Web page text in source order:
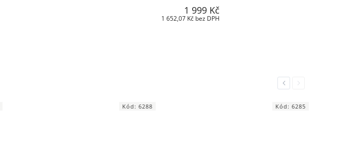
1 999 Kč
1 652,07 Kč bez DPH
Previous
Kód: 6288 Kód: 6285
Next